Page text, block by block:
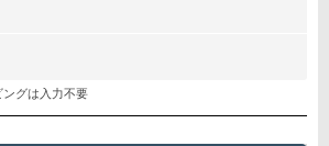
ングは入力不要